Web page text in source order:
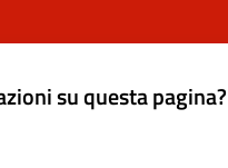
su questa pagina?